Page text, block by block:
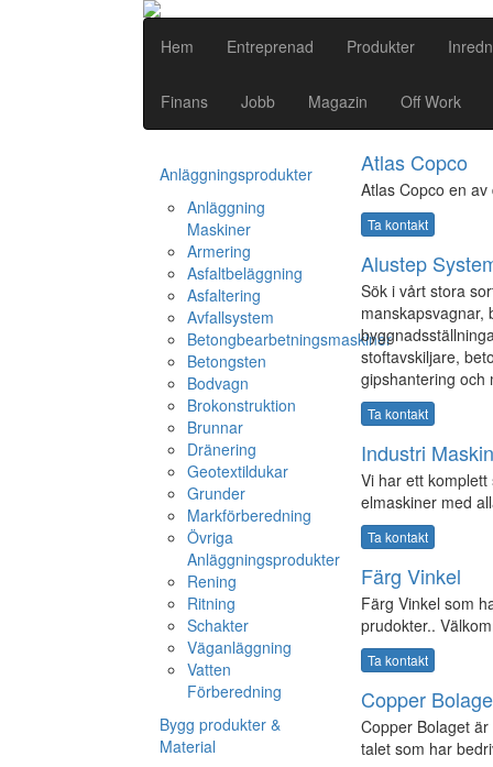
Hem Entreprenad Produkter
Finans Jobb Magazin Off Work
Anläggningsprodukter
Anläggning
Maskiner
Armering
Asfaltbeläggning
Asfaltering
Avfallsystem
Betongbearbetningsmaskiner
Betongsten
Bodvagn
Brokonstruktion
Brunnar
Dränering
Geotextildukar
Grunder
Markförberedning
Övriga
Anläggningsprodukter
Rening
Ritning
Schakter
Väganläggning
Vatten
Förberedning
Bygg produkter &
Material
Atlas Copco
Atlas Copco en
Ta kontakt
Alustep
Sök i vårt stora
manskapsvagnar,
stoftavskiljare,
gipshantering och
Ta kontakt
Industri
Vi har ett
elmaskiner med
Ta kontakt
Färg Vinkel
Färg Vinkel som
prudokter..
Ta kontakt
Copper
Copper Bolaget
talet som har